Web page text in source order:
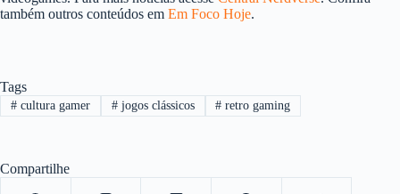
também outros conteúdos em Em Foco Hoje.
Tags
#cultura gamer #jogos clássicos # retro gaming
Compartilhe